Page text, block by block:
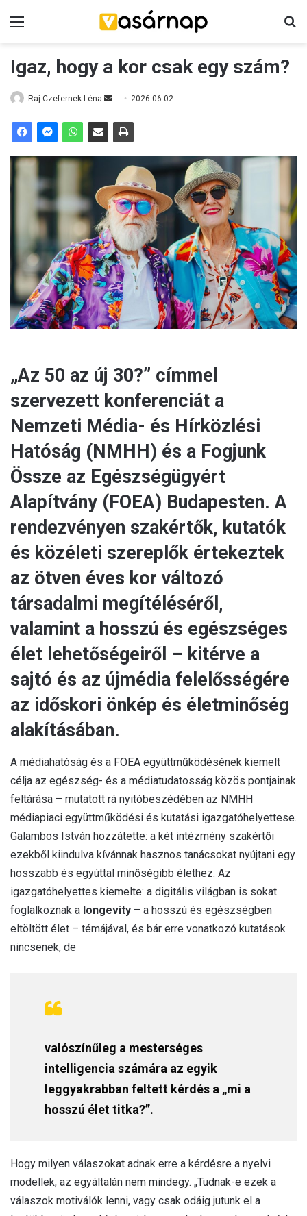
Igaz, hogy a kor csak egy szám?
Raj-Czefernek Léna
n
e
m
i
l
2026.06.02.
„Az 50 az új 30?” címmel
szervezett konferenciát a
Nemzeti Média- és Hírközlési
Hatóság (NMHH) és a Fogjunk
Össze az Egészségügyért
Alapítvány (FOEA) Budapesten. A
rendezvényen szakértők, kutatók
és közéleti szereplők értekeztek
az ötven éves kor változó
társadalmi megítéléséről,
valamint a hosszú és egészséges
élet lehetőségeiről – kitérve a
sajtó és az újmédia felelősségére
az időskori önkép és életminőség
alakításában.
A médiahatóság és a FOEA együttműködésének kiemelt
célja az egészség- és a médiatudatosság közös pontjainak
feltárása – mutatott rá nyitóbeszédében az NMHH
médiapiaci együttműködési és kutatási igazgatóhelyettese.
Galambos István hozzátette: a két intézmény szakértői
ezekből kiindulva kívánnak hasznos tanácsokat nyújtani egy
hosszabb és egyúttal minőségibb élethez. Az
igazgatóhelyettes kiemelte: a digitális világban is sokat
foglalkoznak a longevity – a hosszú és egészségben
eltöltött élet – témájával, és bár erre vonatkozó kutatások
nincsenek, de
valószínűleg a mesterséges
intelligencia számára az egyik
leggyakrabban feltett kérdés a „mi a
hosszú élet titka?”.
Hogy milyen válaszokat adnak erre a kérdésre a nyelvi
modellek, az egyáltalán nem mindegy. „Tudnak-e ezek a
válaszok motiválók lenni, vagy csak odáig jutunk el a